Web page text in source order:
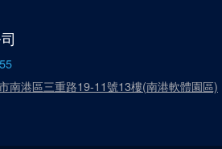
南港區三重路19-11號13樓(南港軟體園區)